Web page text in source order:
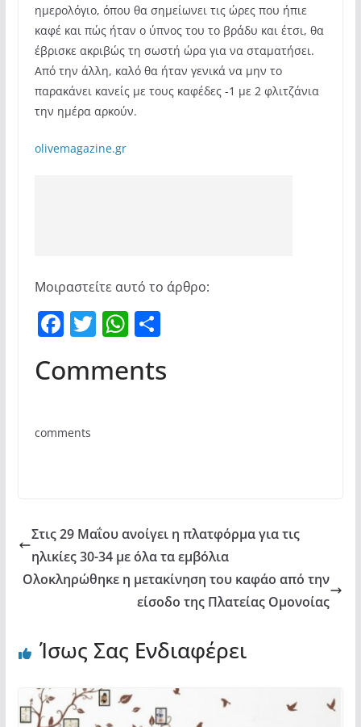
ημερολόγιο, όπου θα σημείωνει τις ώρες που ήπιε
καφέ και πώς ήταν ο ύπνος του το βράδυ και έτσι, θα
έβρισκε ακριβώς τη σωστή ώρα για να σταματήσει.
Από την άλλη, καλό θα ήταν γενικά να μην το
παρακάνει κανείς με τους καφέδες -1 με 2 φλιτζάνια
την ημέρα αρκούν.
olivemagazine.gr
Μοιραστείτε αυτό το άρθρο:
F
c
b
T
itt
W
at
Μ
ρ
Comments
comments
Στις 29 Μαΐου ανοίγει η πλατφόρμα για τις
ηλικίες 30-34 με όλα τα εμβόλια
Ολοκληρώθηκε η μετακίνηση του καφάο από την
είσοδο της Πλατείας Ομονοίας
Ίσως Σας Ενδιαφέρει